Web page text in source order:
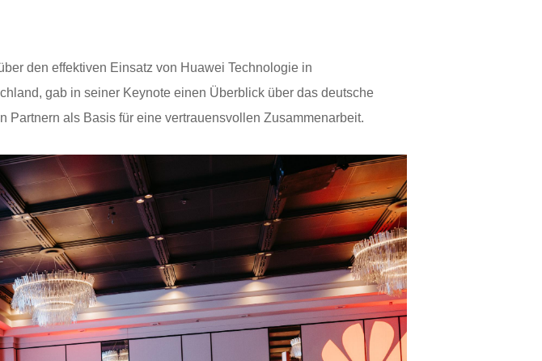
den effektiven Einsatz von Huawei Technologie in
gab in seiner Keynote einen Überblick über das deutsche
Partnern als Basis für eine vertrauensvollen Zusammenarbeit.